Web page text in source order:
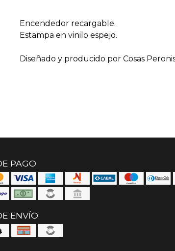
Encendedor recargable.
Estampa en vinilo espejo.
Diseñado y producido por Cosas
PAGO
ENVÍO